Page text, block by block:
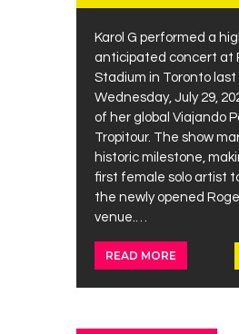
Karol G performed a
anticipated concert at
Stadium in Toronto
Wednesday, July 29,
of her global Viajando
Tropitour. The show
historic milestone,
first female solo artist
the newly opened
venue.…
READ MORE